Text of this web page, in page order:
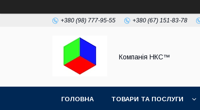
+380 (98) 777-95-55 +380 (67) 151-83-78
Компанія НКС™
ГОЛОВНА ТОВАРИ ТА ПОСЛУГИ